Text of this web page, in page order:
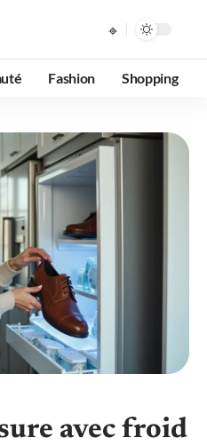
Fashion Shopping
avec froid